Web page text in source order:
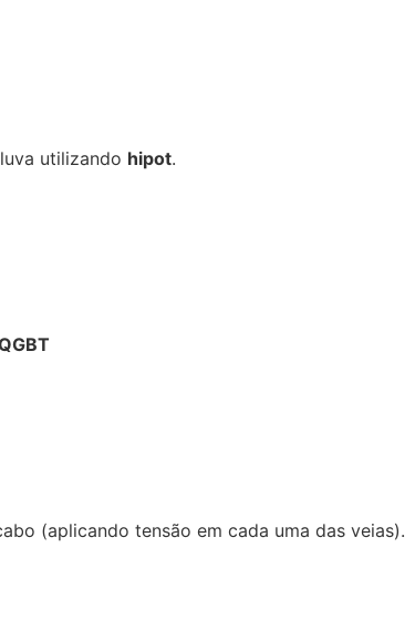
utilizando hipot.
(aplicando tensão em cada uma das veias).